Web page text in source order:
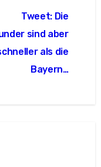
Tweet: Die
sind aber
als die
Bayern…